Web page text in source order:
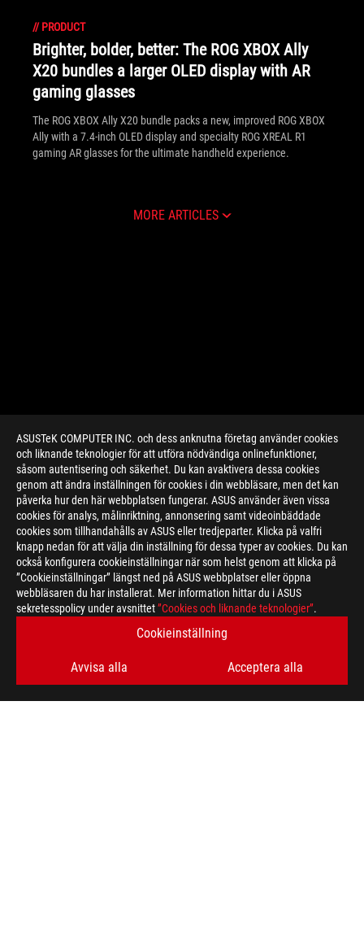
ASUSTeK COMPUTER INC. och dess anknutna företag använder cookies
och liknande teknologier för att utföra nödvändiga onlinefunktioner,
såsom autentisering och säkerhet. Du kan avaktivera dessa cookies
genom att ändra inställningen för cookies i din webbläsare, men det kan
påverka hur den här webbplatsen fungerar. ASUS använder även vissa
cookies för analys, målinriktning, annonsering samt videoinbäddade
cookies som tillhandahålls av ASUS eller tredjeparter. Klicka på valfri
knapp nedan för att välja din inställning för dessa typer av cookies. Du kan
också konfigurera cookieinställningar när som helst genom att klicka på
”Cookieinställningar” längst ned på ASUS webbplatser eller öppna
webbläsaren du har installerat. Mer information hittar du i ASUS
sekretesspolicy under avsnittet”Cookies och liknande teknologier”.
Cookieinställning
Avvisa alla Acceptera alla
// PRODUCT
Brighter, bolder, better: The ROG XBOX Ally
X20 bundles a larger OLED display with AR
gaming glasses
The ROG XBOX Ally X20 bundle packs a new, improved ROG XBOX
Ally with a 7.4-inch OLED display and specialty ROG XREAL R1
gaming AR glasses for the ultimate handheld experience.
MORE ARTICLES
> GAMING PRODUCT
FÅ DE SENASTE ERBJUDANDENA OCH MER